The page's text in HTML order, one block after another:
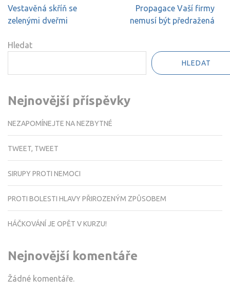
Navigace
pro
Vestavěná skříň se
zelenými dveřmi
Propagace Vaší firmy
nemusí být předražená
Hledat
HLEDAT
Nejnovější příspěvky
NEZAPOMÍNEJTE NA NEZBYTNÉ
TWEET, TWEET
SIRUPY PROTI NEMOCI
PROTI BOLESTI HLAVY PŘIROZENÝM ZPŮSOBEM
HÁČKOVÁNÍ JE OPĚT V KURZU!
Nejnovější komentáře
Žádné komentáře.